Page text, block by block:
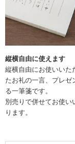
縦横自由に使えます
縦横自由にお使いいた
たお礼の一言、プレゼ
る一筆箋です。
別売りで併せてお使い
ります。